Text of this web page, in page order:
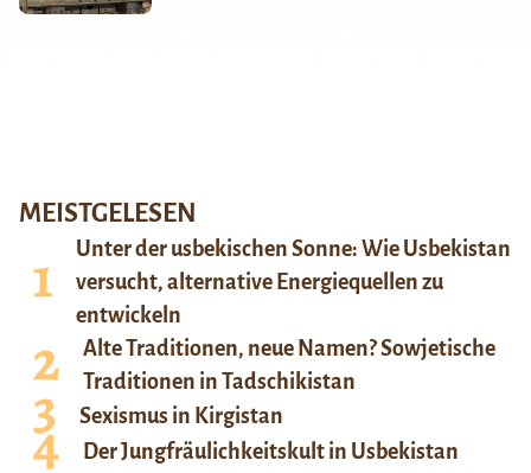
MEISTGELESEN
Unter der usbekischen Sonne: Wie Usbekistan
versucht, alternative Energiequellen zu
entwickeln
Alte Traditionen, neue Namen? Sowjetische
Traditionen in Tadschikistan
Sexismus in Kirgistan
Der Jungfräulichkeitskult in Usbekistan